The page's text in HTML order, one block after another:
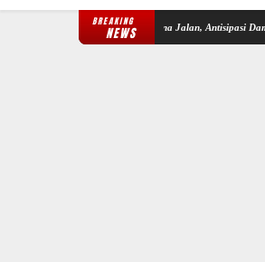
BREAKING
NEWS
kepada Pengguna Jalan, Antisipasi Dampak Kabut Asap